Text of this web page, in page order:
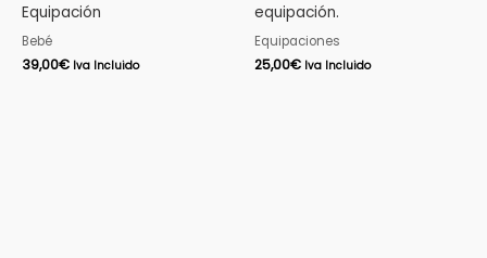
Equipación
Bebé
39,00€ Iva Incluido
equipación.
Equipaciones
25,00€ Iva Incluido